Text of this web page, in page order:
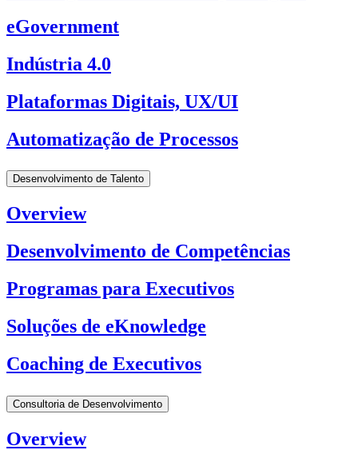
eGovernment
Indústria 4.0
Plataformas Digitais, UX/UI
Automatização de Processos
Desenvolvimento de Talento
Overview
Desenvolvimento de Competências
Programas para Executivos
Soluções de eKnowledge
Coaching de Executivos
Consultoria de Desenvolvimento
Overview